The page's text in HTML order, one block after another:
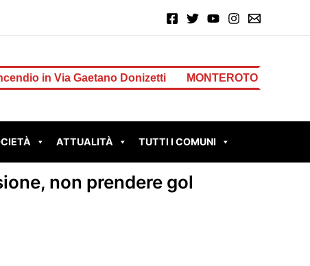
Donizetti MONTEROTONDO – Perdita
ATTUALITÀ TUTTI I COMUNI
non prendere gol